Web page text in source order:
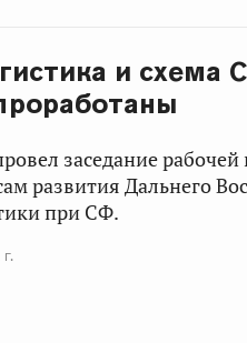
и схема
заседание
развития Дальнего
при СФ.